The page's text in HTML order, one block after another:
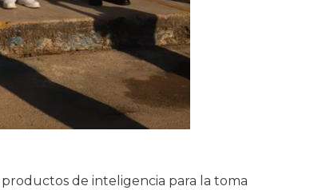
de inteligencia para la toma